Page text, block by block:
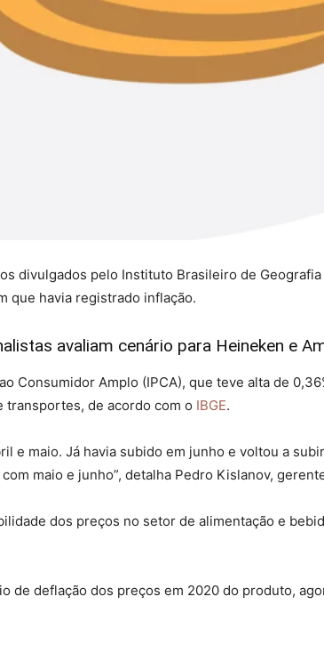
divulgados pelo Instituto Brasileiro de Geografia
que havia registrado inflação.
avaliam cenário para Heineken e
Consumidor Amplo (IPCA), que teve alta de
transportes, de acordo com o IBGE.
e maio. Já havia subido em junho e voltou a
maio e junho”, detalha Pedro Kislanov,
dos preços no setor de alimentação e
deflação dos preços em 2020 do produto,